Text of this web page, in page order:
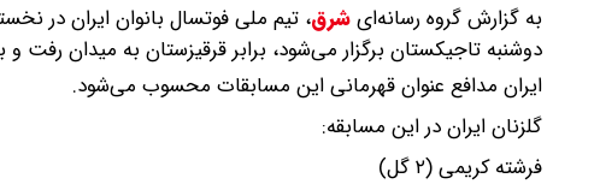
به گزارش گروه رسانه‌ایشرق،
دوشنبه تاجیکستان برگزار می‌شود، برابر قرقیزستان به میدان رفت و با
ایران مدافع عنوان قهرمانی این مسابقات محسوب می‌شود.
گلزنان ایران در این مسابقه:
فرشته کریمی (۲ گل)